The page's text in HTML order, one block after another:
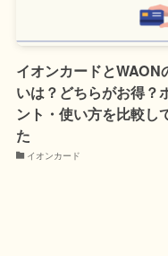
イオンカードとWAON
いは？どちらがお得？
ント・使い方を比較し
た
イオンカード